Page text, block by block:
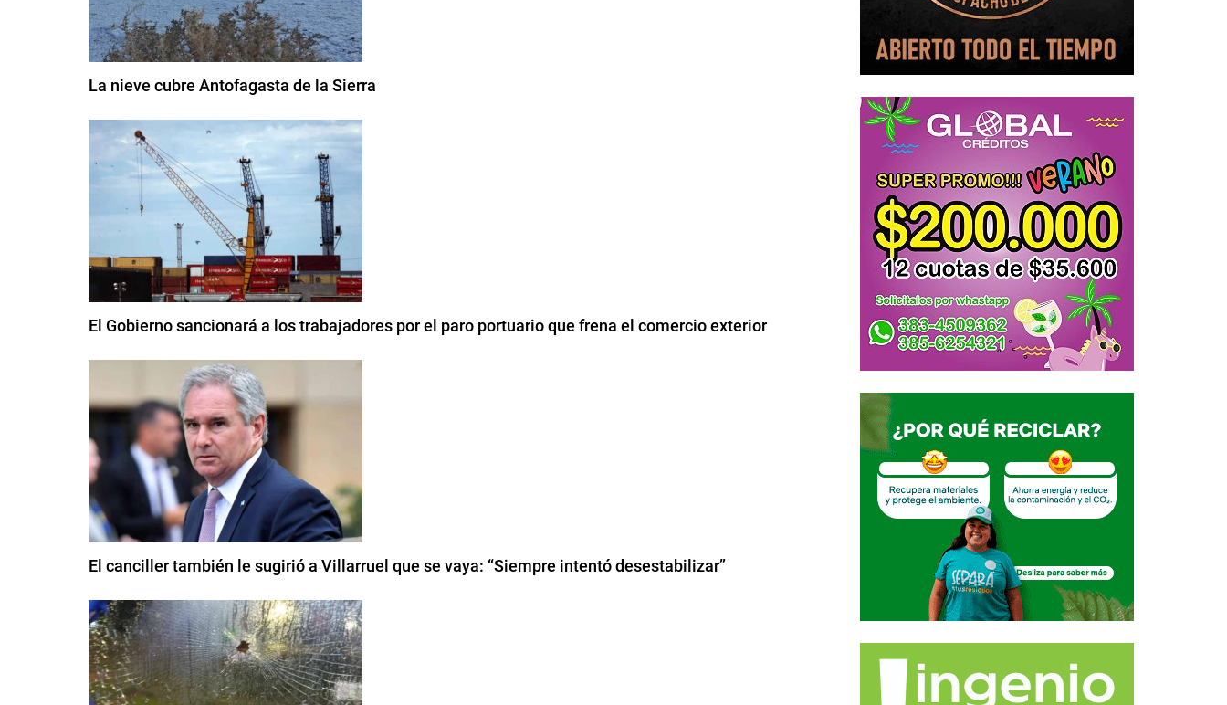
La nieve cubre Antofagasta de la Sierra
El Gobierno sancionará a los trabajadores por el paro portuario que frena el comercio exterior
El canciller también le sugirió a Villarruel que se vaya: “Siempre intentó desestabilizar”